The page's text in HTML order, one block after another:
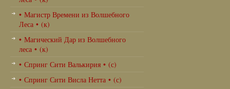
• Магистр Времени из Волшебного
Леса • (к)
• Магический Дар из Волшебного
леса • (к)
• Спринг Сити Валькирия • (с)
• Спринг Сити Висла Нетта • (с)